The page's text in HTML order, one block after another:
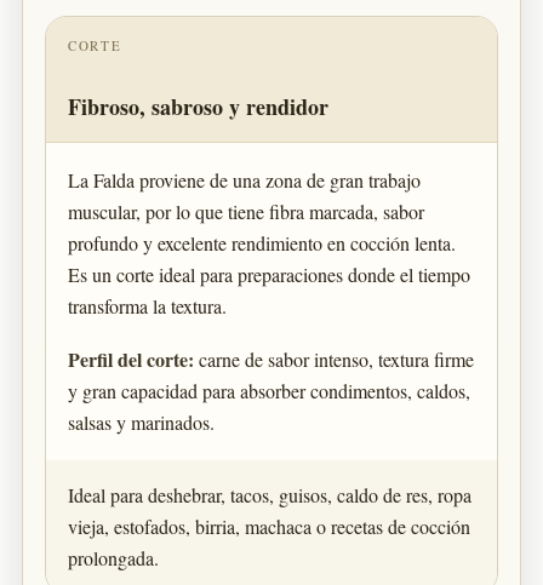
CORTE
Fibroso, sabroso y rendidor
La Falda proviene de una zona de gran trabajo
muscular, por lo que tiene fibra marcada, sabor
profundo y excelente rendimiento en cocción lenta.
Es un corte ideal para preparaciones donde el tiempo
transforma la textura.
Perfil del corte: carne de sabor intenso, textura firme
y gran capacidad para absorber condimentos, caldos,
salsas y marinados.
Ideal para deshebrar, tacos, guisos, caldo de res, ropa
vieja, estofados, birria, machaca o recetas de cocción
prolongada.